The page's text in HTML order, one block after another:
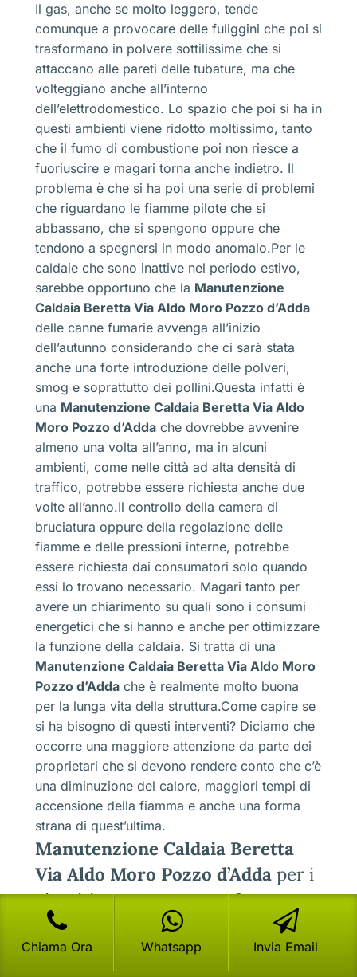
Il gas, anche se molto leggero, tende
comunque a provocare delle fuliggini che poi si
trasformano in polvere sottilissime che si
attaccano alle pareti delle tubature, ma che
volteggiano anche all’interno
dell’elettrodomestico. Lo spazio che poi si ha in
questi ambienti viene ridotto moltissimo, tanto
che il fumo di combustione poi non riesce a
fuoriuscire e magari torna anche indietro. Il
problema è che si ha poi una serie di problemi
che riguardano le fiamme pilote che si
abbassano, che si spengono oppure che
tendono a spegnersi in modo anomalo.Per le
caldaie che sono inattive nel periodo estivo,
sarebbe opportuno che la Manutenzione
Caldaia Beretta Via Aldo Moro Pozzo d’Adda
delle canne fumarie avvenga all’inizio
dell’autunno considerando che ci sarà stata
anche una forte introduzione delle polveri,
smog e soprattutto dei pollini.Questa infatti è
una Manutenzione Caldaia Beretta Via Aldo
Moro Pozzo d’Adda che dovrebbe avvenire
almeno una volta all’anno, ma in alcuni
ambienti, come nelle città ad alta densità di
traffico, potrebbe essere richiesta anche due
volte all’anno.Il controllo della camera di
bruciatura oppure della regolazione delle
fiamme e delle pressioni interne, potrebbe
essere richiesta dai consumatori solo quando
essi lo trovano necessario. Magari tanto per
avere un chiarimento su quali sono i consumi
energetici che si hanno e anche per ottimizzare
la funzione della caldaia. Si tratta di una
Manutenzione Caldaia Beretta Via Aldo Moro
Pozzo d’Adda che è realmente molto buona
per la lunga vita della struttura.Come capire se
si ha bisogno di questi interventi? Diciamo che
occorre una maggiore attenzione da parte dei
proprietari che si devono rendere conto che c’è
una diminuzione del calore, maggiori tempi di
accensione della fiamma e anche una forma
strana di quest’ultima.
Manutenzione Caldaia Beretta
Via Aldo Moro Pozzo d’Adda per i
circuiti, ma a cosa serve?
La caldaia è formata da una serie di circuiti
elettrici che permettono di accendere la
Chiama Ora Whatsapp Invia Email